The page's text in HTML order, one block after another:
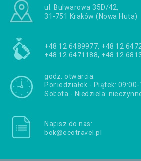
ul. Bulwarowa 35D/42,
31-751 Kraków (Nowa Huta)
+48 12 6489977, +48 12
+48 12 6471188, +48 12
godz. otwarcia:
Poniedziałek - Piątek: 09:00-
Sobota - Niedziela:
Napisz do nas:
bok@ecotravel.pl